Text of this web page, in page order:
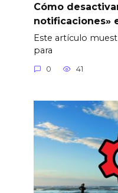
Cómo
notificaciones»
Este artículo
para
0 41